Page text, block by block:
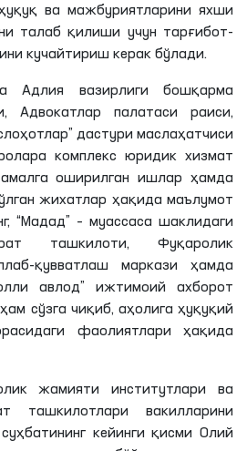
ва мажбуриятларини яхши
талаб қилиши учун тарғибот-
кучайтириш керак бўлади.
Адлия вазирлиги бошқарма
Адвокатлар палатаси раиси,
дастури маслаҳатчиси
комплекс юридик хизмат
оширилган ишлар ҳамда
жихатлар ҳақида маълумот
“Мадад” – муассаса шаклидаги
ташкилоти, Фуқаролик
қувватлаш маркази ҳамда
авлод” ижтимоий ахборот
сўзга чиқиб, аҳолига ҳуқуқий
фаолиятлари ҳақида
жамияти институтлари ва
ташкилотлари вакилларини
кейинги қисми Олий